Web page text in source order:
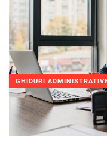
GHIDURI